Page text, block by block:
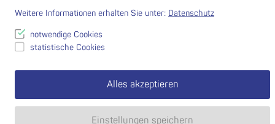
Weitere Informationen erhalten Sie unter: Datenschutz
notwendige Cookies
statistische Cookies
Alles akzeptieren
Einstellungen speichern